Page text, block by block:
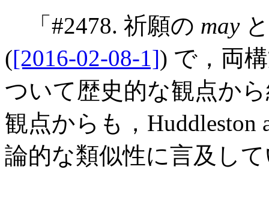
「#2478. 祈願の may
([2016-02-08-1]) で，両
ついて歴史的な観点か
観点からも，Huddleston
論的な類似性に言及し